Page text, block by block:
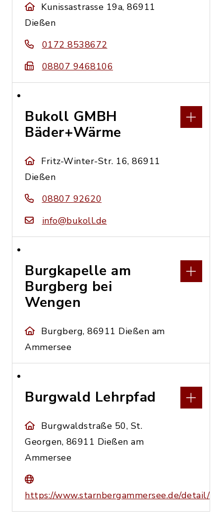
Kunissastrasse 19a, 86911
Dießen
0172 8538672
08807 9468106
Bukoll GMBH
Bäder+Wärme
Fritz-Winter-Str. 16, 86911
Dießen
08807 92620
info@bukoll.de
Burgkapelle am
Burgberg bei
Wengen
Burgberg, 86911 Dießen am
Ammersee
Burgwald Lehrpfad
Burgwaldstraße 50, St.
Georgen, 86911 Dießen am
Ammersee
https://www.starnbergammersee.de/detail/